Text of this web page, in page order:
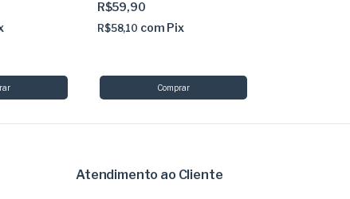
R$59,90
R$58,10 com Pix
Atendimento ao Cliente